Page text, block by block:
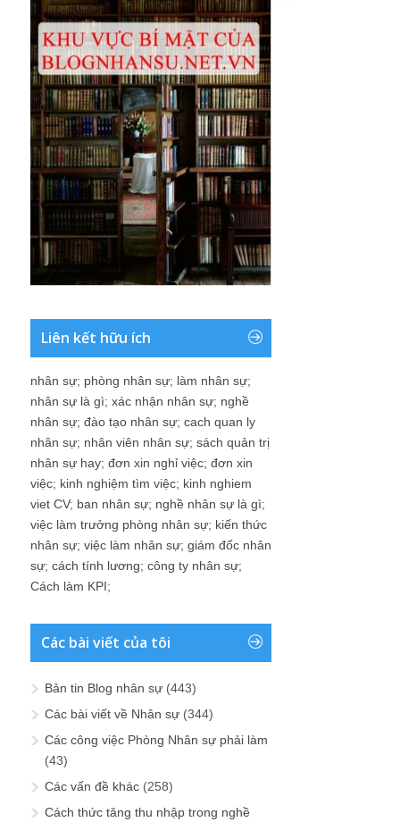
Liên kết hữu ích
nhân sự; phòng nhân sự; làm nhân sự;
nhân sự là gì; xác nhận nhân sự; nghề
nhân sự; đào tạo nhân sự; cach quan ly
nhân sự; nhân viên nhân sự; sách quản trị
nhân sự hay; đơn xin nghỉ việc; đơn xin
việc; kinh nghiệm tìm việc; kinh nghiem
viet CV; ban nhân sự; nghề nhân sự là gì;
việc làm trưởng phòng nhân sự; kiến thức
nhân sự; việc làm nhân sự; giám đốc nhân
sự; cách tính lương; công ty nhân sự;
Cách làm KPI;
Các bài viết của tôi
Bản tin Blog nhân sự (443)
Các bài viết về Nhân sự (344)
Các công việc Phòng Nhân sự phải làm
(43)
Các vấn đề khác (258)
Cách thức tăng thu nhập trong nghề